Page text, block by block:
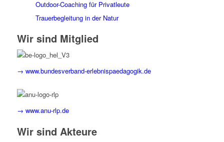
Outdoor-Coaching für Privatleute
Trauerbegleitung in der Natur
Wir sind Mitglied
→ www.bundesverband-erlebnispaedagogik.de
→ www.anu-rlp.de
Wir sind Akteure